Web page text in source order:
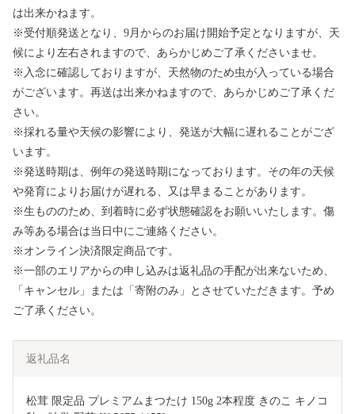
は出来かねます。
※受付順発送となり、9月からのお届け開始予定となりますが、天
候により左右されますので、あらかじめご了承くださいませ。
※入念に確認しておりますが、天然物のため虫が入っている場合
がございます。再送は出来かねますので、あらかじめご了承くだ
さい。
※採れる量や天候の影響により、発送が大幅に遅れることがござ
います。
※発送時期は、例年の発送時期になっております。その年の天候
や発育によりお届けが遅れる、又は早まることがあります。
※生もののため、到着時に必ず状態確認をお願いいたします。傷
み等ある場合は当日中にご連絡ください。
※オンライン決済限定商品です。
※一部のエリアからの申し込みは返礼品の手配が出来ないため、
「キャンセル」または「寄附のみ」とさせていただきます。予め
ご了承ください。
返礼品名
松茸 限定品 プレミアムまつたけ 150g 2本程度 きのこ キノコ